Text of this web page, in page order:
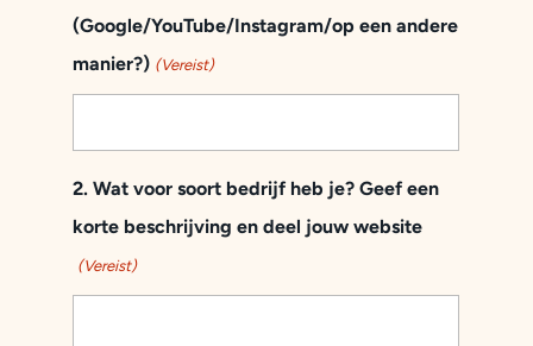
(Google/YouTube/Instagram/op een andere
manier?) (Vereist)
2. Wat voor soort bedrijf heb je? Geef een
korte beschrijving en deel jouw website
(Vereist)